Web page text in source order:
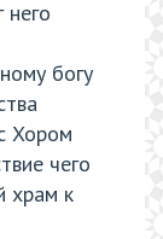
него
богу
Хором
чего
храм к